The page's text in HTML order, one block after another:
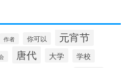
作者 你可以 元宵节
唐代 大学
学校